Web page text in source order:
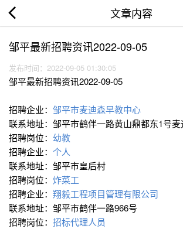
文章内容
邹平最新招聘资讯2022-09-05
发布时间：2022-09-05 01:30:05
邹平最新招聘资讯2022-09-05
招聘企业： 邹平市麦迪森早教中心
联系地址：邹平市鹤伴一路黄山鼎都东1号
招聘岗位： 幼教
招聘企业： 个人
联系地址：邹平市皇后村
招聘岗位： 炸菜工
招聘企业： 翔毅工程项目管理有限公司
联系地址：邹平市鹤伴一路966号
招聘岗位： 招标代理人员